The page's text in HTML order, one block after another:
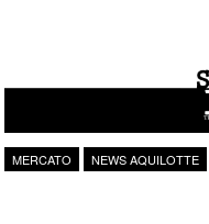
Vai al contenuto
MERCATO NEWS AQUILOTTE